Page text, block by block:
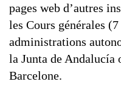
pages web d’autres
les Cours générales
administrations
la Junta de Andalucía
Barcelone.